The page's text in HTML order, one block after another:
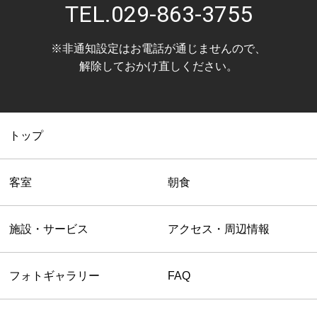
TEL.029-863-3755
※非通知設定はお電話が通じませんので、
解除しておかけ直しください。
トップ
客室 朝食
施設・サービス アクセス・周辺情報
フォトギャラリー FAQ